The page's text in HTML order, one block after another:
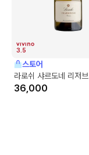
3.5
스토어
라로쉬 샤르도네 리저브
36,000